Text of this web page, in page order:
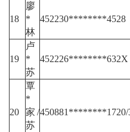
18
廖
*
林
452230********4528
19
卢
*
苏
452226********632X
20
覃
*
家/
苏